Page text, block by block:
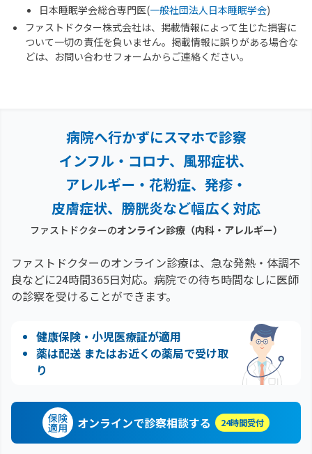
日本睡眠学会総合専門医(一般社団法人日本睡眠学会)
ファストドクター株式会社は、掲載情報によって生じた損害に
ついて一切の責任を負いません。掲載情報に誤りがある場合な
どは、お問い合わせフォームからご連絡ください。
病院へ行かずにスマホで診察
インフル・コロナ、風邪症状、
アレルギー・花粉症、 発疹・
皮膚症状、膀胱炎など幅広く対応
ファストドクターのオンライン診療（内科・アレルギー）
ファストドクターのオンライン診療は、急な発熱・体調不
良などに24時間365日対応。 病院での待ち時間なしに医師
の診察を受けることができます。
健康保険・小児医療証が適用
薬は配送 またはお近くの薬局で受け取
り
保険
適用 オンラインで診察相談する 24時間受付